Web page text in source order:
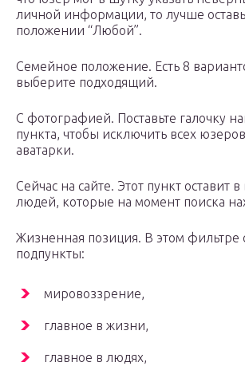
личной информации, то лучше
положении “Любой”.
Семейное положение. Есть 8
выберите подходящий.
С фотографией. Поставьте галочку
пункта, чтобы исключить всех
аватарки.
Сейчас на сайте. Этот пункт оставит
людей, которые на момент поиска
Жизненная позиция. В этом фильтре
подпункты:
мировоззрение,
главное в жизни,
главное в людях,